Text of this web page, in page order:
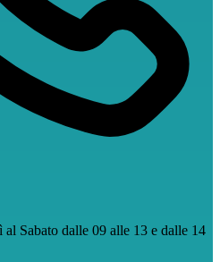
Sabato dalle 09 alle 13 e dalle 14